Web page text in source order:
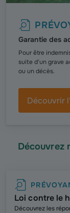
Garantie des
Pour être
suite d'un grave
ou un décès.
Découvrir
Découvrez
Loi contre le
Découvrez les